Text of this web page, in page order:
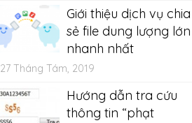
Giới thiệu dịch vụ chia
sẻ file dung lượng lớn
nhanh nhất
27 Tháng Tám, 2019
Hướng dẫn tra cứu
thông tin “phạt